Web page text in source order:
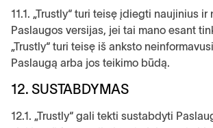
11.1. „Trustly“ turi teisę įdiegti naujinius ir
Paslaugos versijas, jei tai mano esant
„Trustly“ turi teisę iš anksto
Paslaugą arba jos teikimo būdą.
12. SUSTABDYMAS
12.1. „Trustly“ gali tekti sustabdyti